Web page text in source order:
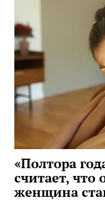
«Полтора
считает, что
женщина